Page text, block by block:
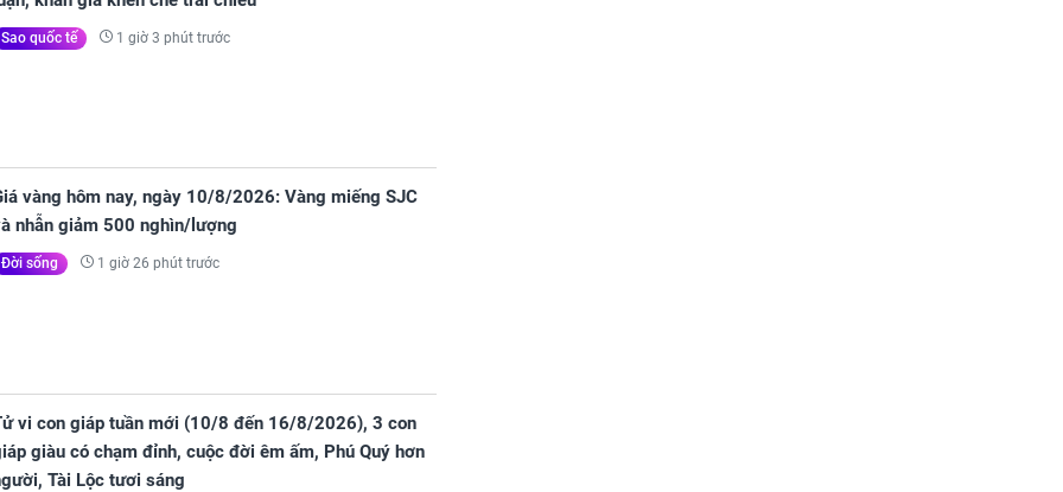
Sao quốc tế 1 giờ 3 phút trước
vàng hôm nay, ngày 10/8/2026: Vàng miếng SJC
nhẫn giảm 500 nghìn/lượng
Đời sống 1 giờ 26 phút trước
vi con giáp tuần mới (10/8 đến 16/8/2026), 3 con
giàu có chạm đỉnh, cuộc đời êm ấm, Phú Quý hơn
Tài Lộc tươi sáng